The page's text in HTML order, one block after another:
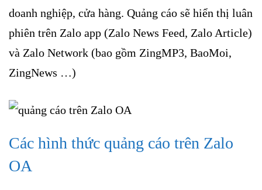
doanh nghiệp, cửa hàng. Quảng cáo sẽ hiển thị luân
phiên trên Zalo app (Zalo News Feed, Zalo Article)
và Zalo Network (bao gồm ZingMP3, BaoMoi,
ZingNews …)
Các hình thức quảng cáo trên Zalo
OA